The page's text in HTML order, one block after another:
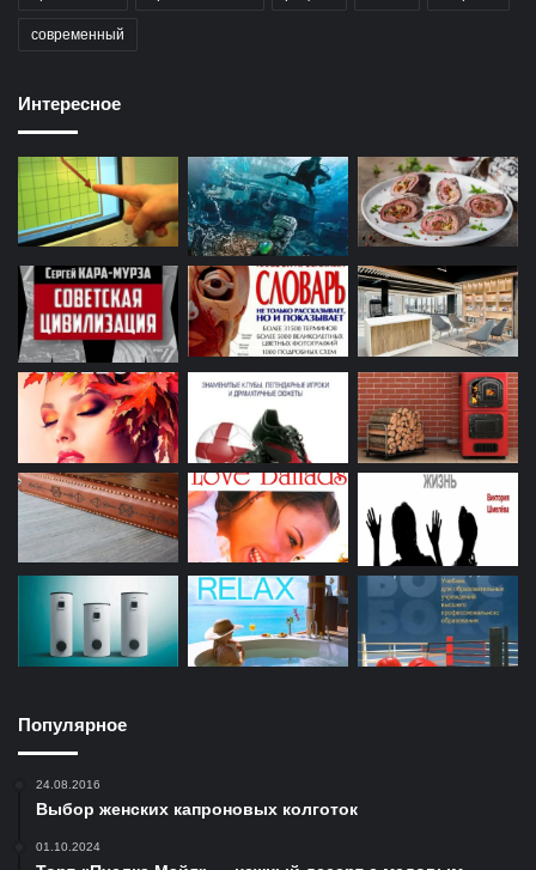
современный
Интересное
Популярное
24.08.2016
Выбор женских капроновых колготок
01.10.2024